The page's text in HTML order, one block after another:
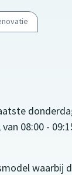
08:00 -
waarbij